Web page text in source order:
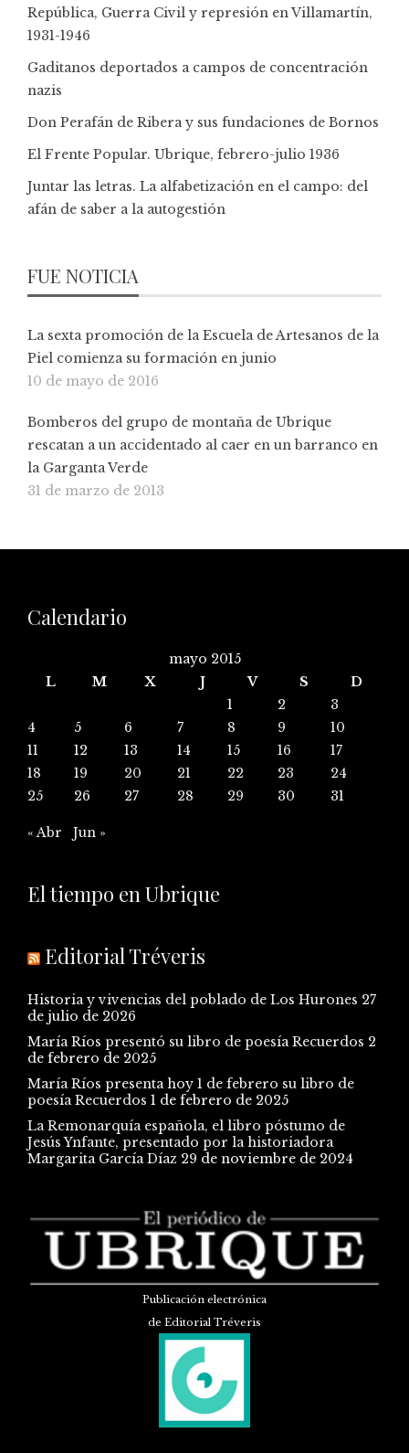
República, Guerra Civil y represión en Villamartín,
1931-1946
Gaditanos deportados a campos de concentración
nazis
Don Perafán de Ribera y sus fundaciones de Bornos
El Frente Popular. Ubrique, febrero-julio 1936
Juntar las letras. La alfabetización en el campo: del
afán de saber a la autogestión
FUE NOTICIA
La sexta promoción de la Escuela de Artesanos de la
Piel comienza su formación en junio
10 de mayo de 2016
Bomberos del grupo de montaña de Ubrique
rescatan a un accidentado al caer en un barranco en
la Garganta Verde
31 de marzo de 2013
Calendario
mayo 2015
L
M X J V S
D
1
2
3
4
5 6 7 8 9
10
11
12 13 14 15 16
17
18
19 20 21 22 23
24
25
26 27 28 29 30 31
« Abr Jun »
El tiempo en Ubrique
Editorial Tréveris
Historia y vivencias del poblado de Los Hurones 27
de julio de 2026
María Ríos presentó su libro de poesía Recuerdos 2
de febrero de 2025
María Ríos presenta hoy 1 de febrero su libro de
poesía Recuerdos 1 de febrero de 2025
La Remonarquía española, el libro póstumo de
Jesús Ynfante, presentado por la historiadora
Margarita García Díaz 29 de noviembre de 2024
Publicación electrónica
de Editorial Tréveris